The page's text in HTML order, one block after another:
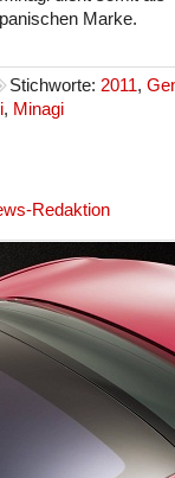
Marke.
Stichworte: 2011,
, Minagi
Redaktion